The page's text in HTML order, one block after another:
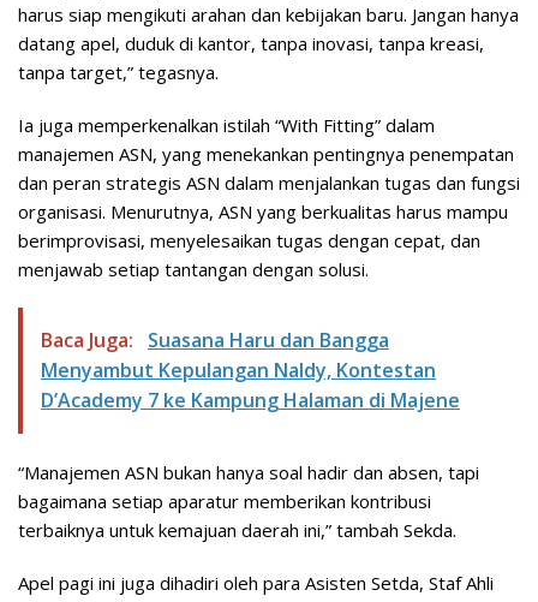
harus siap mengikuti arahan dan kebijakan baru. Jangan hanya
datang apel, duduk di kantor, tanpa inovasi, tanpa kreasi,
tanpa target,” tegasnya.
Ia juga memperkenalkan istilah “With Fitting” dalam
manajemen ASN, yang menekankan pentingnya penempatan
dan peran strategis ASN dalam menjalankan tugas dan fungsi
organisasi. Menurutnya, ASN yang berkualitas harus mampu
berimprovisasi, menyelesaikan tugas dengan cepat, dan
menjawab setiap tantangan dengan solusi.
Baca Juga:
Suasana Haru dan Bangga
Menyambut Kepulangan Naldy, Kontestan
D’Academy 7 ke Kampung Halaman di Majene
“Manajemen ASN bukan hanya soal hadir dan absen, tapi
bagaimana setiap aparatur memberikan kontribusi
terbaiknya untuk kemajuan daerah ini,” tambah Sekda.
Apel pagi ini juga dihadiri oleh para Asisten Setda, Staf Ahli